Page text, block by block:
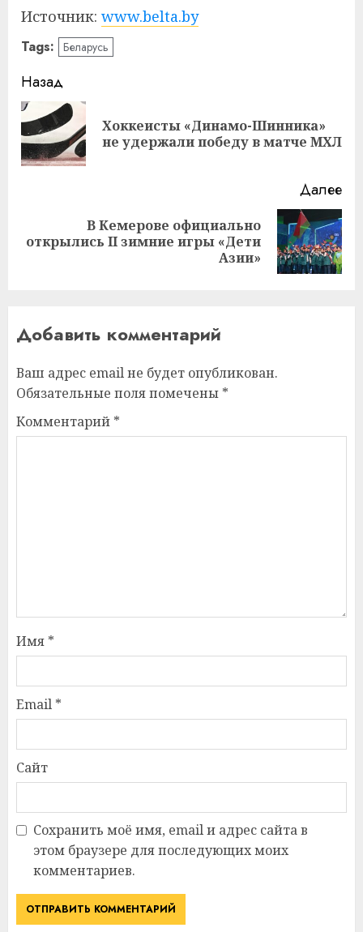
Источник: www.belta.by
Tags: Беларусь
Навигация
записи
Назад
Хоккеисты «Динамо-Шинника»
не удержали победу в матче МХЛ
Далее
Следующая
В Кемерове официально
открылись II зимние игры «Дети
Азии»
Добавить комментарий
Ваш адрес email не будет опубликован.
Обязательные поля помечены *
Комментарий *
Имя *
Email *
Сайт
Сохранить моё имя, email и адрес сайта в
этом браузере для последующих моих
комментариев.